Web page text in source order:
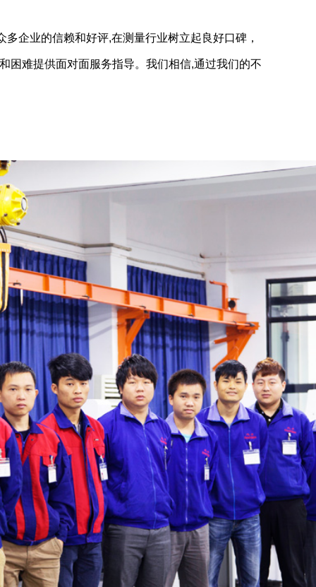
企业的信赖和好评,在测量行业树立起良好口碑，
困难提供面对面服务指导。我们相信,通过我们的不